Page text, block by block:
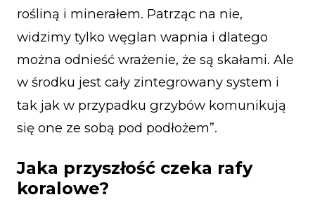
rośliną i minerałem. Patrząc na nie,
widzimy tylko węglan wapnia i dlatego
można odnieść wrażenie, że są skałami. Ale
w środku jest cały zintegrowany system i
tak jak w przypadku grzybów komunikują
się one ze sobą pod podłożem”.
Jaka przyszłość czeka rafy
koralowe?